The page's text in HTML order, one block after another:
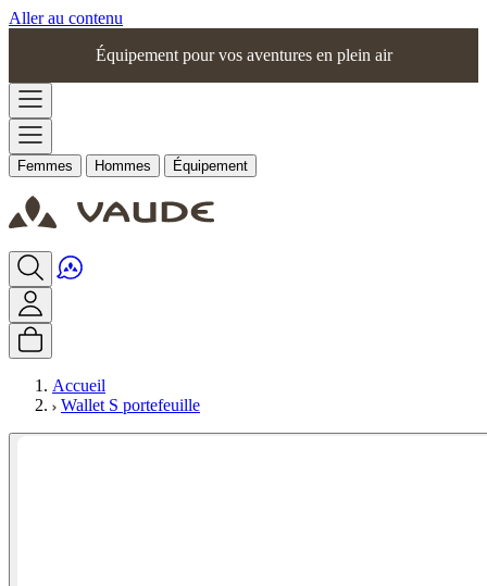
Aller au contenu
Équipement pour vos aventures en plein air
Femmes Hommes Équipement
Accueil
Wallet S portefeuille